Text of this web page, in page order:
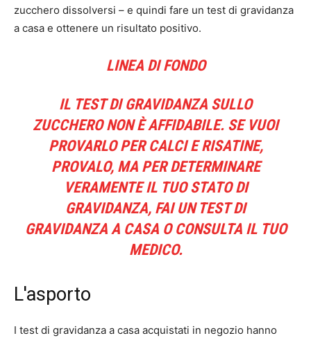
zucchero dissolversi – e quindi fare un test di gravidanza
a casa e ottenere un risultato positivo.
LINEA DI FONDO
IL TEST DI GRAVIDANZA SULLO
ZUCCHERO NON È AFFIDABILE. SE VUOI
PROVARLO PER CALCI E RISATINE,
PROVALO, MA PER DETERMINARE
VERAMENTE IL TUO STATO DI
GRAVIDANZA, FAI UN TEST DI
GRAVIDANZA A CASA O CONSULTA IL TUO
MEDICO.
L'asporto
I test di gravidanza a casa acquistati in negozio hanno